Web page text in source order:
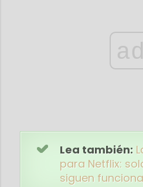
ad
Lea también:
para Netflix:
siguen